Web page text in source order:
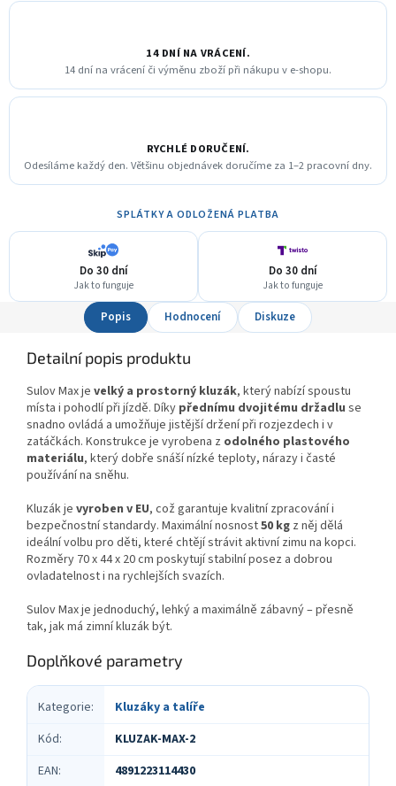
14 DNÍ NA VRÁCENÍ.
14 dní na vrácení či výměnu zboží při nákupu v e-shopu.
RYCHLÉ DORUČENÍ.
Odesíláme každý den. Většinu objednávek doručíme za 1–2 pracovní dny.
SPLÁTKY A ODLOŽENÁ PLATBA
Do 30 dní
Jak to funguje
Do 30 dní
Jak to funguje
Popis Hodnocení Diskuze
Detailní popis produktu
Sulov Max je velký a prostorný kluzák, který nabízí spoustu
místa i pohodlí při jízdě. Díky přednímu dvojitému držadlu se
snadno ovládá a umožňuje jistější držení při rozjezdech i v
zatáčkách. Konstrukce je vyrobena z odolného plastového
materiálu, který dobře snáší nízké teploty, nárazy i časté
používání na sněhu.
Kluzák je vyroben v EU, což garantuje kvalitní zpracování i
bezpečnostní standardy. Maximální nosnost50 kg z něj dělá
ideální volbu pro děti, které chtějí strávit aktivní zimu na kopci.
Rozměry 70 x 44 x 20 cm poskytují stabilní posez a dobrou
ovladatelnost i na rychlejších svazích.
Sulov Max je jednoduchý, lehký a maximálně zábavný – přesně
tak, jak má zimní kluzák být.
Doplňkové parametry
Kategorie:
Kluzáky a talíře
Kód:
KLUZAK-MAX-2
EAN:
4891223114430